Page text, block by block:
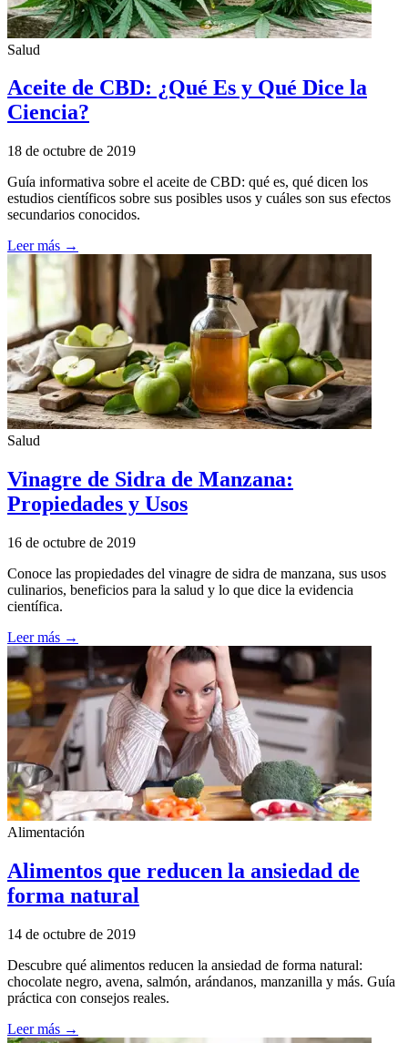
Salud
Aceite de CBD: ¿Qué Es y Qué Dice la
Ciencia?
18 de octubre de 2019
Guía informativa sobre el aceite de CBD: qué es, qué dicen los
estudios científicos sobre sus posibles usos y cuáles son sus efectos
secundarios conocidos.
Leer más →
Salud
Vinagre de Sidra de Manzana:
Propiedades y Usos
16 de octubre de 2019
Conoce las propiedades del vinagre de sidra de manzana, sus usos
culinarios, beneficios para la salud y lo que dice la evidencia
científica.
Leer más →
Alimentación
Alimentos que reducen la ansiedad de
forma natural
14 de octubre de 2019
Descubre qué alimentos reducen la ansiedad de forma natural:
chocolate negro, avena, salmón, arándanos, manzanilla y más. Guía
práctica con consejos reales.
Leer más →